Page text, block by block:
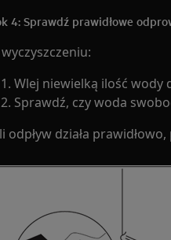
4: Sprawdź prawidłowe
Wlej niewielką ilość wody
Sprawdź, czy woda
odpływ działa